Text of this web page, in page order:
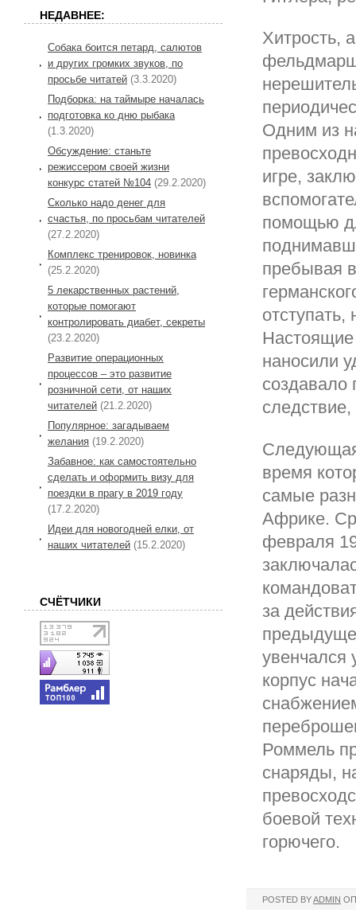
Хитрость,
Одним из
игре,
помощью
пребывая
наносили
создавало
время
самые
Африке.
февраля
за
увенчался
корпус
Роммель
снаряды,
боевой
горючего.
POSTED BYADMIN
НЕДАВНЕЕ:
Собака боится петард, салютов
и других громких звуков, по
просьбе читатей (3.3.2020)
Подборка: на таймыре началась
подготовка ко дню рыбака
(1.3.2020)
Обсуждение: станьте
режиссером своей жизни
конкурс статей №104 (29.2.2020)
Сколько надо денег для
счастья, по просьбам читателей
(27.2.2020)
Комплекс тренировок, новинка
(25.2.2020)
5 лекарственных растений,
которые помогают
контролировать диабет, секреты
(23.2.2020)
Развитие операционных
процессов – это развитие
розничной сети, от наших
читателей (21.2.2020)
Популярное: загадываем
желания (19.2.2020)
Забавное: как самостоятельно
сделать и оформить визу для
поездки в прагу в 2019 году
(17.2.2020)
Идеи для новогодней елки, от
наших читателей (15.2.2020)
СЧЁТЧИКИ